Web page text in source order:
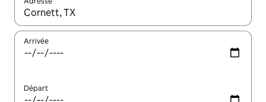
Lorsque les résultats s'affichent, utilisez les flèches vers le
Arrivée
Départ